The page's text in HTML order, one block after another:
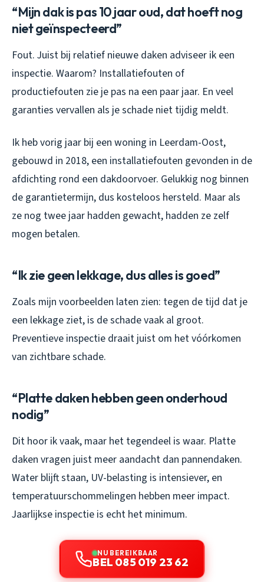
“Mijn dak is pas 10 jaar oud, dat hoeft nog
niet geïnspecteerd”
Fout. Juist bij relatief nieuwe daken adviseer ik een
inspectie. Waarom? Installatiefouten of
productiefouten zie je pas na een paar jaar. En veel
garanties vervallen als je schade niet tijdig meldt.
Ik heb vorig jaar bij een woning in Leerdam-Oost,
gebouwd in 2018, een installatiefouten gevonden in de
afdichting rond een dakdoorvoer. Gelukkig nog binnen
de garantietermijn, dus kosteloos hersteld. Maar als
ze nog twee jaar hadden gewacht, hadden ze zelf
mogen betalen.
“Ik zie geen lekkage, dus alles is goed”
Zoals mijn voorbeelden laten zien: tegen de tijd dat je
een lekkage ziet, is de schade vaak al groot.
Preventieve inspectie draait juist om het vóórkomen
van zichtbare schade.
“Platte daken hebben geen onderhoud
nodig”
Dit hoor ik vaak, maar het tegendeel is waar. Platte
daken vragen juist meer aandacht dan pannendaken.
Water blijft staan, UV-belasting is intensiever, en
temperatuurschommelingen hebben meer impact.
Jaarlijkse inspectie is echt het minimum.
NU BEREIKBAAR
BEL 085 019 23 62